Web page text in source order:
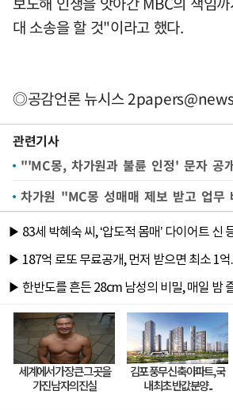
대 소송을 할 것"이라고 했다.
◎공감언론 뉴시스
관련기사